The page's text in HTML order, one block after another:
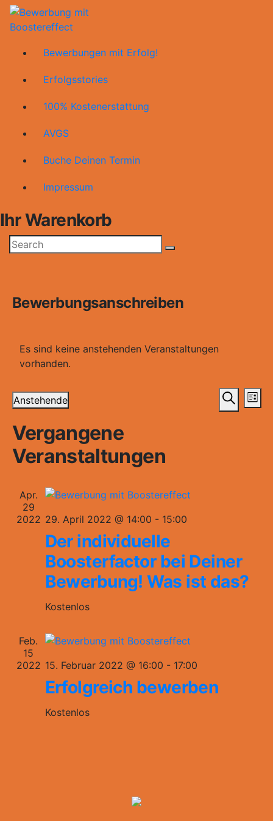
Zum
Inhalt
Bewerbungen mit Erfolg!
Erfolgsstories
100% Kostenerstattung
AVGS
Buche Deinen Termin
Impressum
Ihr Warenkorb
Bewerbungsanschreiben
Es sind keine anstehenden Veranstaltungen
vorhanden.
Suche
Liste
Anstehende
wählen.
Vergangene
Veranstaltungen
Apr.
29
2022 29. April 2022 @ 14:00 - 15:00
Der individuelle
Boosterfactor bei Deiner
Bewerbung! Was ist das?
Kostenlos
Feb.
15
2022 15. Februar 2022 @ 16:00 - 17:00
Erfolgreich bewerben
Kostenlos